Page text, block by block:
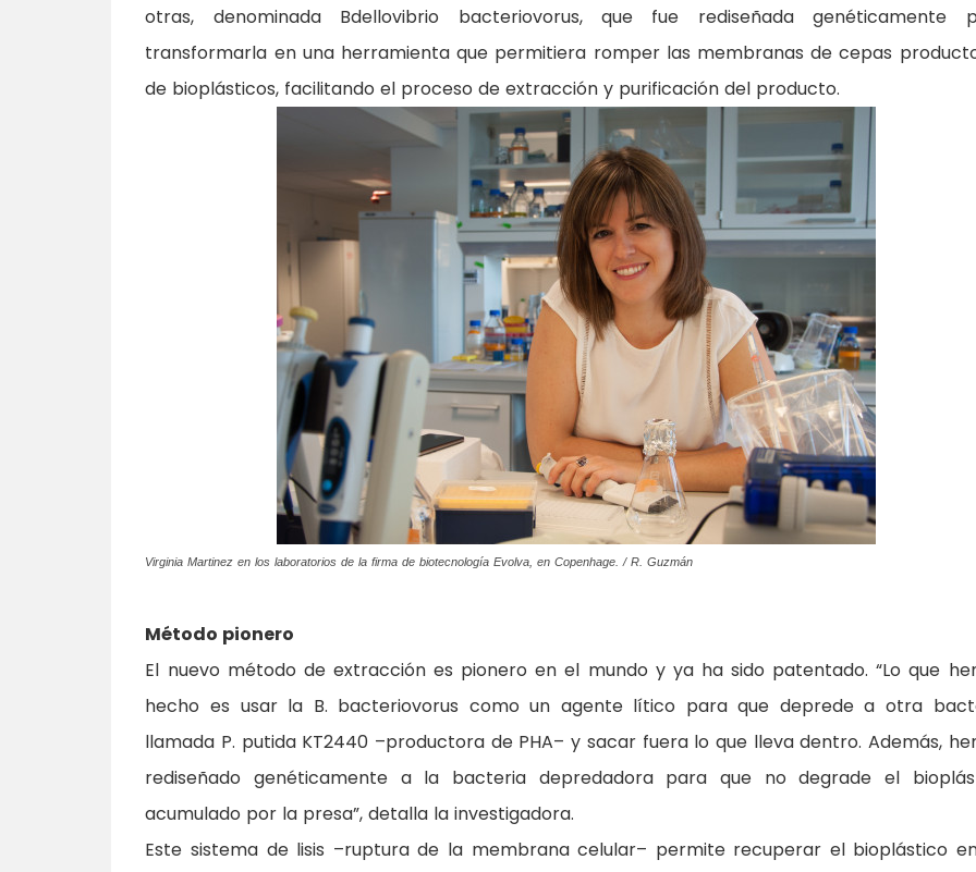
otras, denominada Bdellovibrio bacteriovorus, que fue rediseñada genéticamente
transformarla en una herramienta que permitiera romper las membranas de cepas
de bioplásticos, facilitando el proceso de extracción y purificación del producto.
Virginia Martinez en los laboratorios de la firma de biotecnología Evolva, en Copenhage. / R. Guzmán
Método pionero
El nuevo método de extracción es pionero en el mundo y ya ha sido patentado. “Lo que
hecho es usar la B. bacteriovorus como un agente lítico para que deprede a otra
llamada P. putida KT2440 –productora de PHA– y sacar fuera lo que lleva dentro. Además,
rediseñado genéticamente a la bacteria depredadora para que no degrade el
acumulado por la presa”, detalla la investigadora.
Este sistema de lisis –ruptura de la membrana celular– permite recuperar el bioplástico